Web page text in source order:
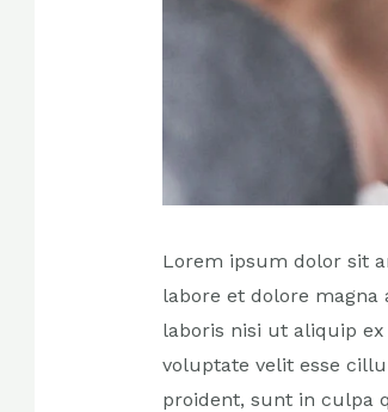
Lorem ipsum dolor sit
labore et dolore
laboris nisi ut aliquip
voluptate velit esse
proident, sunt in culpa